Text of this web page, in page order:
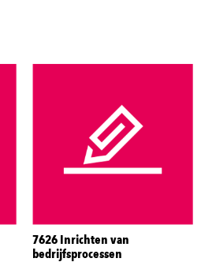
7626 Inrichten van
bedrijfsprocessen